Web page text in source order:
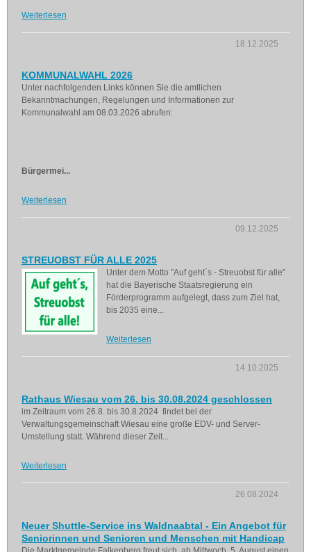
Weiterlesen
18.12.2025
KOMMUNALWAHL 2026
Unter nachfolgenden Links können Sie die amtlichen
Bekanntmachungen, Regelungen und Informationen zur
Kommunalwahl am 08.03.2026 abrufen:
Bürgermei...
Weiterlesen
09.12.2025
STREUOBST FÜR ALLE 2025
Unter dem Motto "Auf geht´s - Streuobst für alle"
hat die Bayerische Staatsregierung ein
Förderprogramm aufgelegt, dass zum Ziel hat,
bis 2035 eine...
Weiterlesen
14.10.2025
Rathaus Wiesau vom 26. bis 30.08.2024 geschlossen
im Zeitraum vom 26.8. bis 30.8.2024 findet bei der
Verwaltungsgemeinschaft Wiesau eine große EDV- und Server-
Umstellung statt. Während dieser Zeit...
Weiterlesen
26.08.2024
Neuer Shuttle-Service ins Waldnaabtal - Ein Angebot für
Seniorinnen und Senioren und Menschen mit Handicap